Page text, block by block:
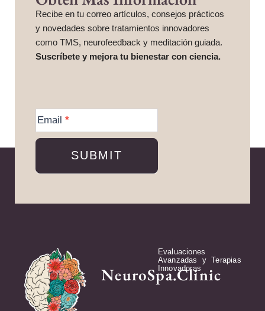
Recibe en tu correo artículos, consejos prácticos
y novedades sobre tratamientos innovadores
como TMS, neurofeedback y meditación guiada.
Suscríbete y mejora tu bienestar con ciencia.
Information
Email *
SUBMIT
NeuroSpa.Clinic
Evaluaciones
Avanzadas y Terapias
Innovadoras